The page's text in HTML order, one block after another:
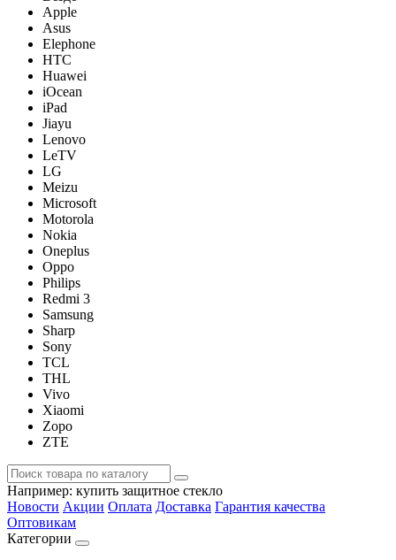
Apple
Asus
Elephone
HTC
Huawei
iOcean
iPad
Jiayu
Lenovo
LeTV
LG
Meizu
Microsoft
Motorola
Nokia
Oneplus
Oppo
Philips
Redmi 3
Samsung
Sharp
Sony
TCL
THL
Vivo
Xiaomi
Zopo
ZTE
Например: купить защитное стекло
Новости Акции Оплата Доставка Гарантия качества
Оптовикам
Категории